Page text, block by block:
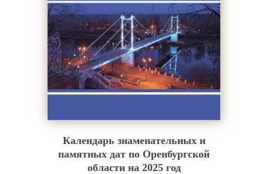
Календарь знаменательных и
памятных дат по Оренбургской
области на 2025 год